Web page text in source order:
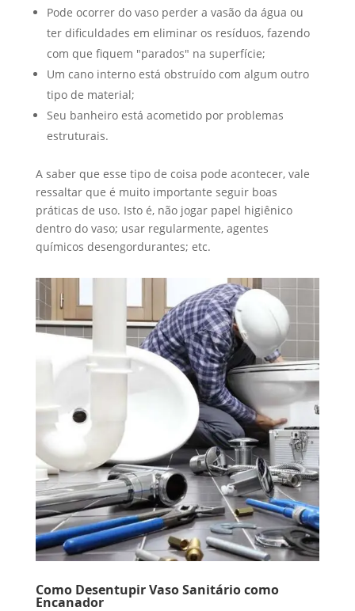
Pode ocorrer do vaso perder a vasão da água ou
ter dificuldades em eliminar os resíduos, fazendo
com que fiquem "parados" na superfície;
Um cano interno está obstruído com algum outro
tipo de material;
Seu banheiro está acometido por problemas
estruturais.
A saber que esse tipo de coisa pode acontecer, vale
ressaltar que é muito importante seguir boas
práticas de uso. Isto é, não jogar papel higiênico
dentro do vaso; usar regularmente, agentes
químicos desengordurantes; etc.
Como Desentupir Vaso Sanitário como
Encanador